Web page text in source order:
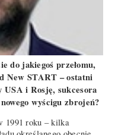
do jakiegoś przełomu,
New START – ostatni
USA i Rosję, sukcesora
wyścigu zbrojeń?
1991 roku – kilka